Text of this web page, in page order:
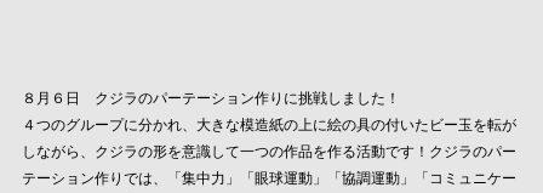
８月６日 クジラのパーテーション作りに挑戦しました！
４つのグループに分かれ、大きな模造紙の上に絵の具の付いたビー玉を転が
しながら、クジラの形を意識して一つの作品を作る活動です！クジラのパー
テーション作りでは、「集中力」「眼球運動」「協調運動」「コミュニケー